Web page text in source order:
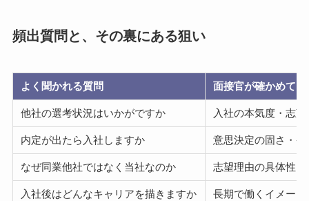
頻出質問と、その裏にある狙い
よく聞かれる質問 面接官が確かめてい
他社の選考状況はいかがですか 入社の本気度・志望
内定が出たら入社しますか 意思決定の固さ・
なぜ同業他社ではなく当社なのか 志望理由の具体性
入社後はどんなキャリアを描きますか 長期で働くイメー